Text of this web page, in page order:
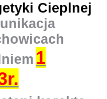
Cieplnej
1